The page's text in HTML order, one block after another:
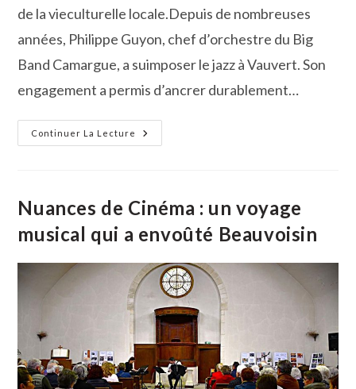
de la vieculturelle locale.Depuis de nombreuses
années, Philippe Guyon, chef d’orchestre du Big
Band Camargue, a suimposer le jazz à Vauvert. Son
engagement a permis d’ancrer durablement…
Continuer La Lecture
Le
Big
Salle
Bizet
Un
Concert
Confirme
L’attachement
Des
Vauverdois
Au
Jazz
Nuances de Cinéma : un voyage
musical qui a envoûté Beauvoisin